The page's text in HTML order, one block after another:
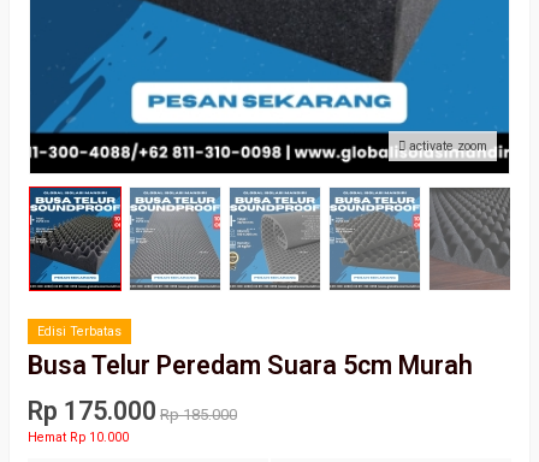
activate zoom
Edisi Terbatas
Busa Telur Peredam Suara 5cm Murah
Rp 175.000 Rp 185.000
Hemat Rp 10.000